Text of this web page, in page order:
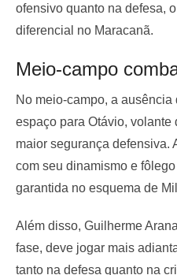
ofensivo quanto na defesa,
diferencial no Maracanã.
Meio-campo
No meio-campo, a
espaço para Otávio, volante
maior segurança defensiva.
com seu dinamismo e
garantida no esquema de
Além disso, Guilherme
fase, deve jogar mais
tanto na defesa quanto na